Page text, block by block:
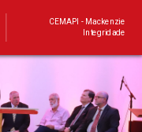
CEMAPI - Mackenzie
Integridade